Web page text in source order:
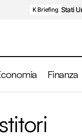
K Briefing Stati
Finanza